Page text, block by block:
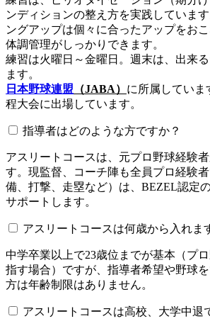
ンディションの整え方を実践していま
ングアップは個々に合ったアップをお
体調管理がしっかりできます。
練習は火曜日～金曜日。週末は、出来
ます。
日本野球連盟 （JABA） に所属していま
程大会に出場しています。
指導者はどのような方ですか？
アスリートコースは、元プロ野球経験
す。現監督、コーチ陣も全員プロ経験
備、打撃、走塁など）は、BEZEL認定
サポートします。
アスリートコースは何歳から入れま
中学卒業以上で23歳位までが基本（プ
指す場合）ですが、指導者希望や野球
方は年齢制限はありません。
アスリートコースは高校、大学中退